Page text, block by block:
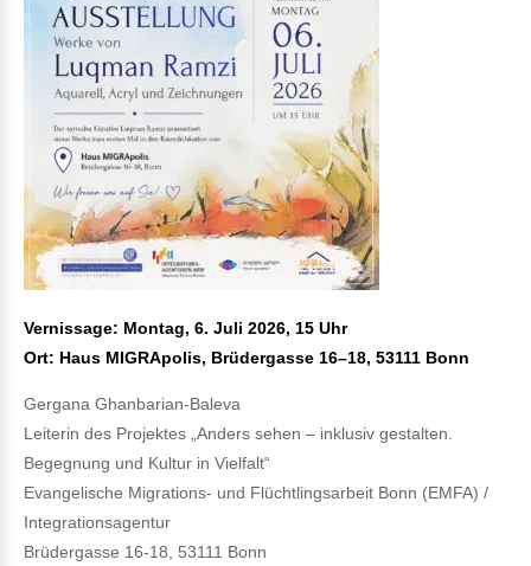
Vernissage: Montag, 6. Juli 2026, 15 Uhr
Ort: Haus MIGRApolis, Brüdergasse 16–18, 53111 Bonn
Gergana Ghanbarian-Baleva
Leiterin des Projektes „Anders sehen – inklusiv gestalten.
Begegnung und Kultur in Vielfalt“
Evangelische Migrations- und Flüchtlingsarbeit Bonn (EMFA) /
Integrationsagentur
Brüdergasse 16-18, 53111 Bonn